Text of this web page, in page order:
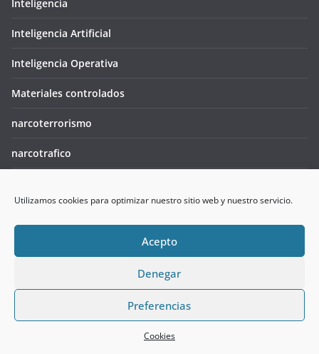
Utilizamos cookies para optimizar nuestro sitio web y nuestro servicio.
Acepto
Denegar
Preferencias
Cookies
Inteligencia
Inteligencia Artificial
Inteligencia Operativa
Materiales controlados
narcoterrorismo
narcotrafico
Resolución de incidentes críticos